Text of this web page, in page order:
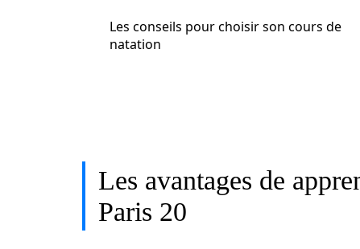
Les conseils pour choisir son cours de
natation
Les avantages de
Paris 20